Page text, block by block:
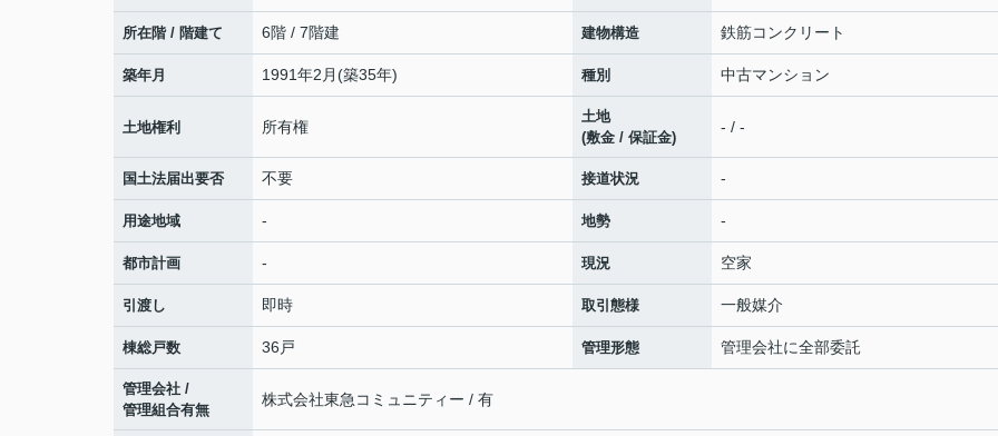
所在階 / 階建て 6階 / 7階建 建物構造 鉄筋コンクリート
築年月 1991年2月(築35年) 種別 中古マンション
土地権利 所有権
土地
(敷金 / 保証金)
- / -
国土法届出要否 不要 接道状況 -
用途地域 - 地勢 -
都市計画 - 現況 空家
引渡し 即時 取引態様 一般媒介
棟総戸数 36戸 管理形態 管理会社に全部委託
管理会社 /
管理組合有無
株式会社東急コミュニティー / 有